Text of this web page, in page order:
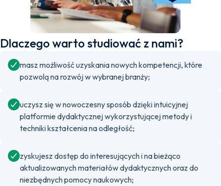
Dlaczego warto studiować z nami?
masz możliwość uzyskania nowych kompetencji, które
pozwolą na rozwój w wybranej branży;
uczysz się w nowoczesny sposób dzięki intuicyjnej
platformie dydaktycznej wykorzystującej metody i
techniki kształcenia na odległość;
zyskujesz dostęp do interesujących i na bieżąco
aktualizowanych materiałów dydaktycznych oraz do
niezbędnych pomocy naukowych;